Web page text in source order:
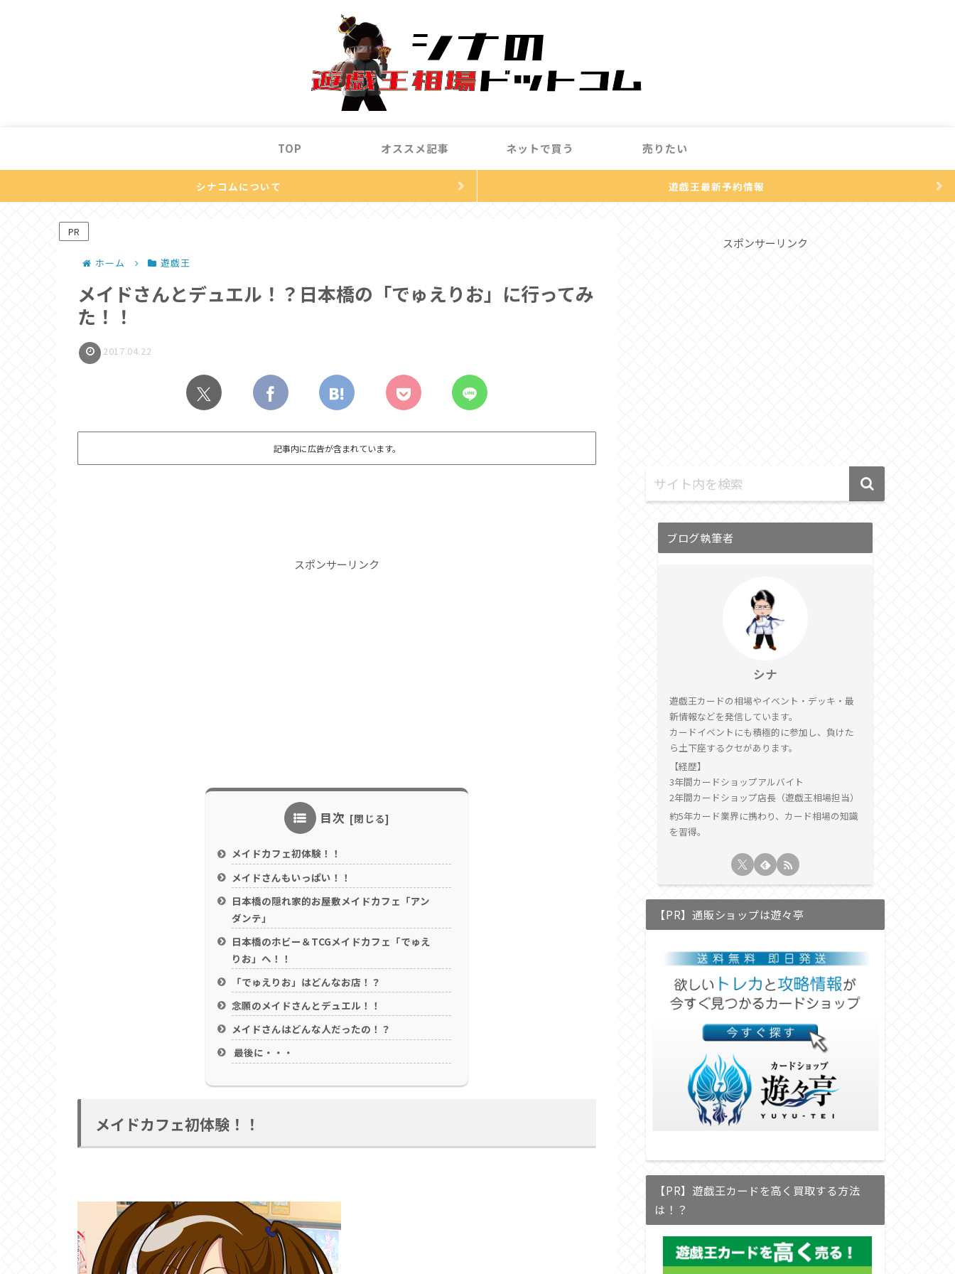
TOP オススメ記事 ネットで買う 売りたい
シナコムについて 遊戯王最新予約情報
PR
ホーム 遊戯王
メイドさんとデュエル！？日本橋の「でゅえりお」に行ってみ
た！！
2017.04.22
記事内に広告が含まれています。
スポンサーリンク
目次
メイドカフェ初体験！！
メイドさんもいっぱい！！
日本橋の隠れ家的お屋敷メイドカフェ「アン
ダンテ」
日本橋のホビー＆TCGメイドカフェ「でゅえ
りお」へ！！
「でゅえりお」はどんなお店！？
念願のメイドさんとデュエル！！
メイドさんはどんな人だったの！？
最後に・・・
メイドカフェ初体験！！
スポンサーリンク
ブログ執筆者
シナ
遊戯王カードの相場やイベント・デッキ・最
新情報などを発信しています。
カードイベントにも積極的に参加し、負けた
ら土下座するクセがあります。
【経歴】
3年間カードショップアルバイト
2年間カードショップ店長（遊戯王相場担当）
約5年カード業界に携わり、カード相場の知識
を習得。
【PR】通販ショップは遊々亭
【PR】遊戯王カードを高く買取する方法
は！？